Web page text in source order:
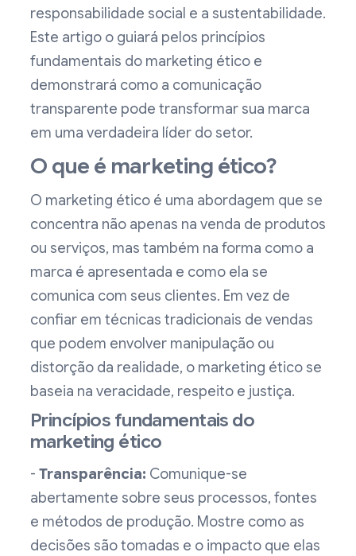
responsabilidade social e a sustentabilidade.
Este artigo o guiará pelos princípios
fundamentais do marketing ético e
demonstrará como a comunicação
transparente pode transformar sua marca
em uma verdadeira líder do setor.
O que é marketing ético?
O marketing ético é uma abordagem que se
concentra não apenas na venda de produtos
ou serviços, mas também na forma como a
marca é apresentada e como ela se
comunica com seus clientes. Em vez de
confiar em técnicas tradicionais de vendas
que podem envolver manipulação ou
distorção da realidade, o marketing ético se
baseia na veracidade, respeito e justiça.
Princípios fundamentais do
marketing ético
- Transparência: Comunique-se
abertamente sobre seus processos, fontes
e métodos de produção. Mostre como as
decisões são tomadas e o impacto que elas